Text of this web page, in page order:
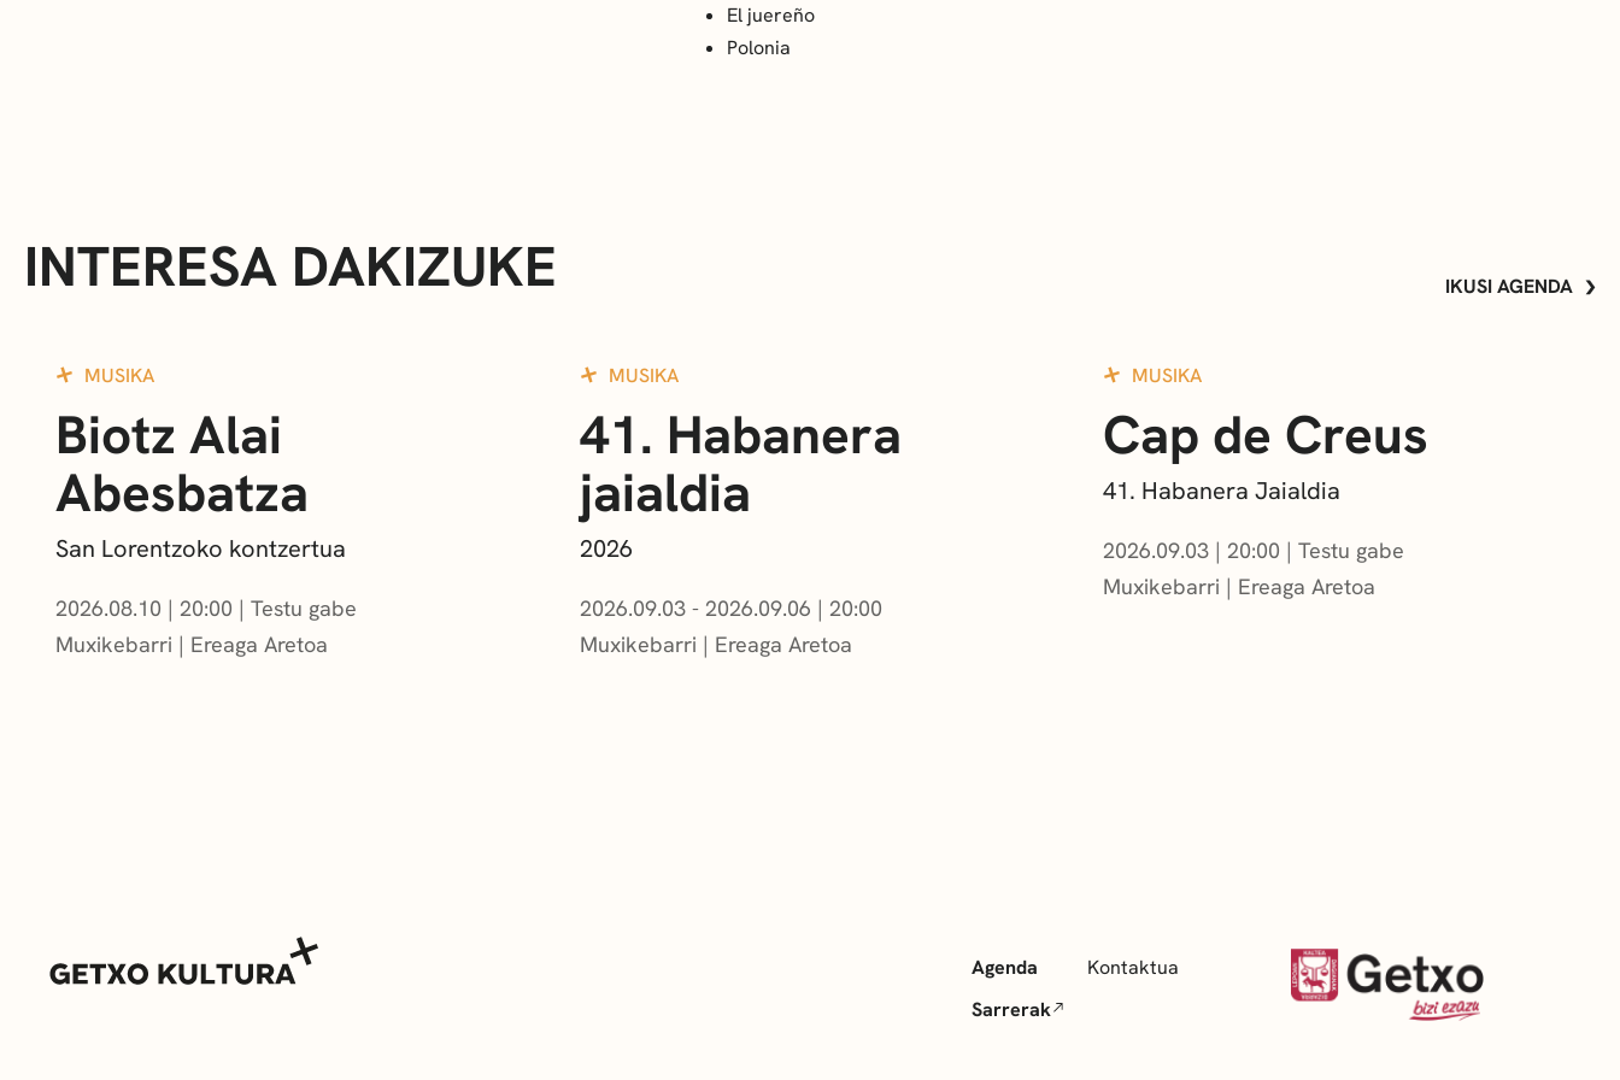
El juereño
Polonia
INTERESA DAKIZUKE IKUSI AGENDA
MUSIKA
Biotz Alai
Abesbatza
San Lorentzoko kontzertua
2026.08.10 | 20:00
Testu gabe
Muxikebarri | Ereaga Aretoa
MUSIKA
41. Habanera
jaialdia
2026
2026.09.03 - 2026.09.06 | 20:00
Muxikebarri | Ereaga Aretoa
MUSIKA
Cap de Creus
41. Habanera Jaialdia
2026.09.03 | 20:00
Testu gabe
Muxikebarri | Ereaga Aretoa
Agenda
Sarrerak
Kontaktua